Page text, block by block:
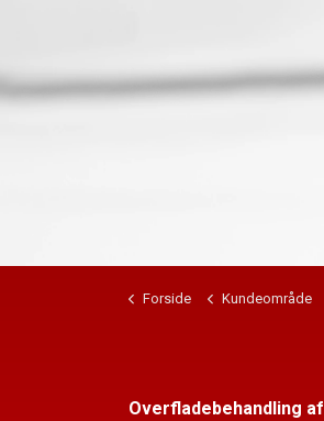
Forside Kundeområde
Overfladebehandling af